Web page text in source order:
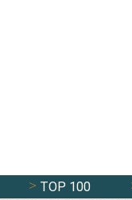
TOP 100